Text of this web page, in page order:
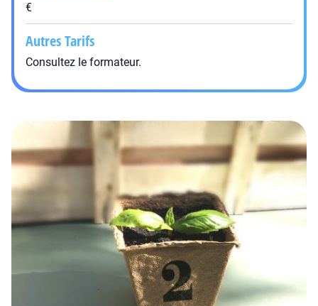
€
Autres Tarifs
Consultez le formateur.